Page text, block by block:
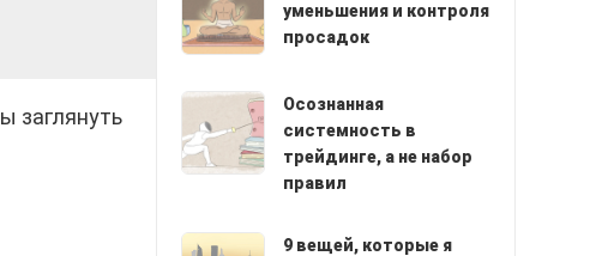
заглянуть
уменьшения и контроля
просадок
Осознанная
системность в
трейдинге, а не набор
правил
9 вещей, которые я